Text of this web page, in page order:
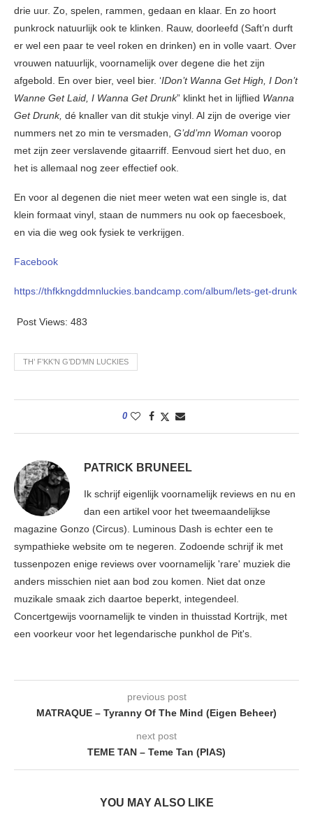
drie uur. Zo, spelen, rammen, gedaan en klaar. En zo hoort
punkrock natuurlijk ook te klinken. Rauw, doorleefd (Saft’n durft
er wel een paar te veel roken en drinken) en in volle vaart. Over
vrouwen natuurlijk, voornamelijk over degene die het zijn
afgebold. En over bier, veel bier. ‘IDon’t Wanna Get High, I Don’t
Wanne Get Laid, I Wanna Get Drunk” klinkt het in lijflied Wanna
Get Drunk, dé knaller van dit stukje vinyl. Al zijn de overige vier
nummers net zo min te versmaden, G’dd’mn Woman voorop
met zijn zeer verslavende gitaarriff. Eenvoud siert het duo, en
het is allemaal nog zeer effectief ook.
En voor al degenen die niet meer weten wat een single is, dat
klein formaat vinyl, staan de nummers nu ook op faecesboek,
en via die weg ook fysiek te verkrijgen.
Facebook
https://thfkkngddmnluckies.bandcamp.com/album/lets-get-drunk
Post Views: 483
TH’ F’KK’N G’DD’MN LUCKIES
0
PATRICK BRUNEEL
Ik schrijf eigenlijk voornamelijk reviews en nu en
dan een artikel voor het tweemaandelijkse
magazine Gonzo (Circus). Luminous Dash is echter een te
sympathieke website om te negeren. Zodoende schrijf ik met
tussenpozen enige reviews over voornamelijk 'rare' muziek die
anders misschien niet aan bod zou komen. Niet dat onze
muzikale smaak zich daartoe beperkt, integendeel.
Concertgewijs voornamelijk te vinden in thuisstad Kortrijk, met
een voorkeur voor het legendarische punkhol de Pit's.
previous post
MATRAQUE – Tyranny Of The Mind (Eigen Beheer)
next post
TEME TAN – Teme Tan (PIAS)
YOU MAY ALSO LIKE